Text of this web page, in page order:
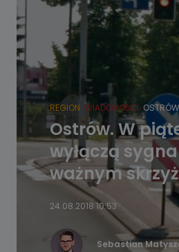
REGION WIADOMOŚCI
Ostrów. W
wyłączą
ważnym
24.08.2018 10:53
Sebastian